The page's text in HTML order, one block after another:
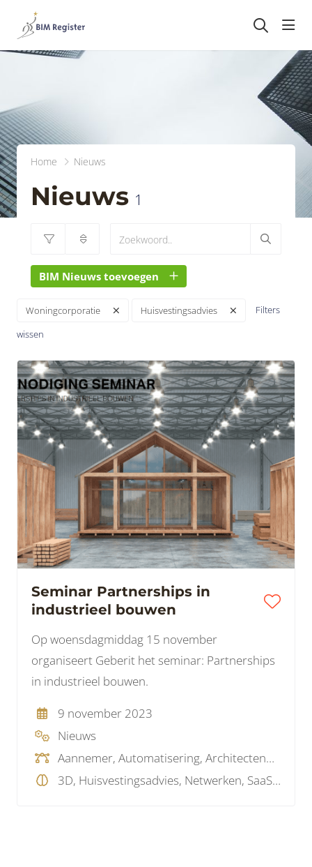
Home Nieuws
Nieuws 1
BIM Nieuws toevoegen
Woningcorporatie Huisvestingsadvies
Filters
wissen
Seminar Partnerships in
industrieel bouwen
Op woensdagmiddag 15 november
organiseert Geberit het seminar: Partnerships
in industrieel bouwen.
9 november 2023
Nieuws
Aannemer, Automatisering, Architectenbureau, Installatiebureau, Opdrachtgever, Overheid, Toeleverancier, Woningcorporatie
3D, Huisvestingsadvies, Netwerken, SaaS , Virtual Reality, Visualisatie